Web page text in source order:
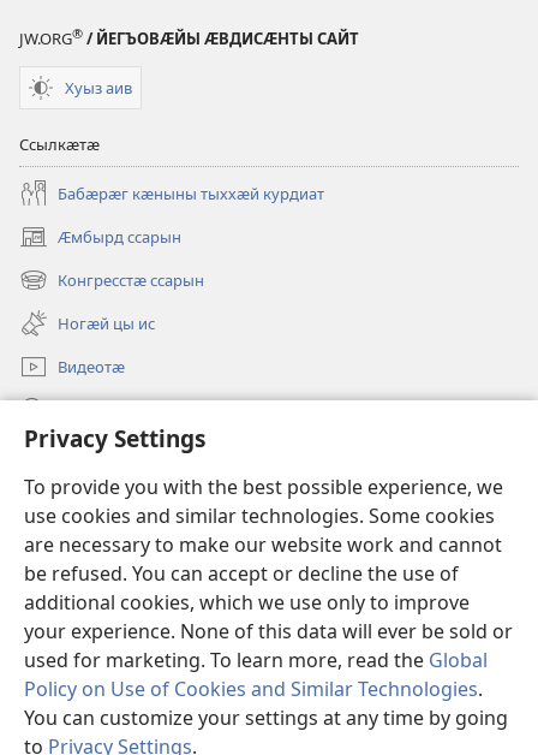
Privacy Settings
To provide you with the best possible experience, we
use cookies and similar technologies. Some cookies
are necessary to make our website work and cannot
be refused. You can accept or decline the use of
additional cookies, which we use only to improve
your experience. None of this data will ever be sold or
used for marketing. To learn more, read the Global
Policy on Use of Cookies and Similar Technologies.
You can customize your settings at any time by going
to Privacy Settings.
JW.ORG® / ЙЕГЪОВӔЙЫ ӔВДИСӔНТЫ САЙТ
Хуыз аив
Ссылкӕтӕ
Бабӕрӕг кӕныны тыххӕй курдиат
Ӕмбырд ссарын
(opens
new
window)
Конгресстӕ ссарын
(opens
new
window)
Ногӕй цы ис
Видеотӕ
(opens
window)Хъахъхъӕнӕн мӕсыджы ОНЛАЙН-БИБЛИОТЕКӔ™
(opens
new
window)JW Hub ®
(opens
new
window)
Copyright© 2026 Watch Tower Bible and Tract Society of Pennsylvania.
УСЛОВИЯ ИСПОЛЬЗОВАНИЯ